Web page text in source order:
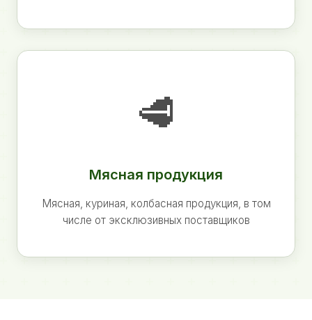
🥩
Мясная продукция
Мясная, куриная, колбасная продукция, в том
числе от эксклюзивных поставщиков